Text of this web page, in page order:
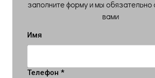
заполните форму и мы обязательно
вами
Имя
Телефон *